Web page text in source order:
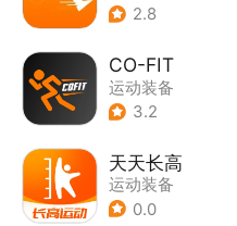
2.8
CO-FIT
运动装备
3.2
天天长高
运动装备
0.0